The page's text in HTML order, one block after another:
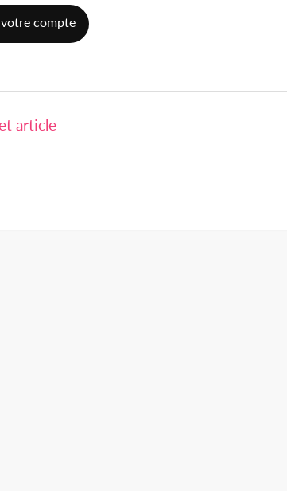
compte
article